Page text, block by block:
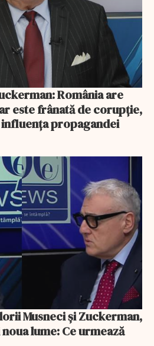
este frânată de corupție,
propagandei
lume: Ce urmează